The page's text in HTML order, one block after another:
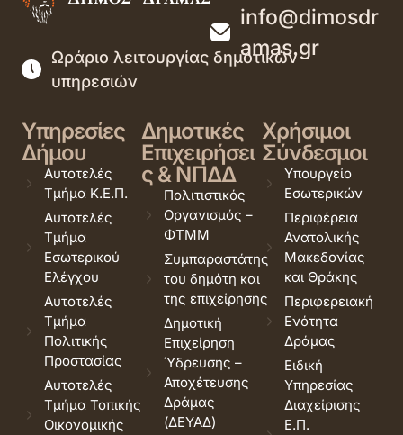
info@dimosdr
amas.gr
Ωράριο λειτουργίας δημοτικών
υπηρεσιών
Υπηρεσίες
Δήμου
Αυτοτελές
Τμήμα Κ.Ε.Π.
Αυτοτελές
Τμήμα
Εσωτερικού
Ελέγχου
Αυτοτελές
Τμήμα
Πολιτικής
Προστασίας
Αυτοτελές
Τμήμα Τοπικής
Οικονομικής
Δημοτικές
Επιχειρήσει
ς & ΝΠΔΔ
Πολιτιστικός
Οργανισμός –
ΦΤΜΜ
Συμπαραστάτης
του δημότη και
της επιχείρησης
Δημοτική
Επιχείρηση
Ύδρευσης –
Αποχέτευσης
Δράμας
(ΔΕΥΑΔ)
Χρήσιμοι
Σύνδεσμοι
Υπουργείο
Εσωτερικών
Περιφέρεια
Ανατολικής
Μακεδονίας
και Θράκης
Περιφερειακή
Ενότητα
Δράμας
Ειδική
Υπηρεσίας
Διαχείρισης
Ε.Π.